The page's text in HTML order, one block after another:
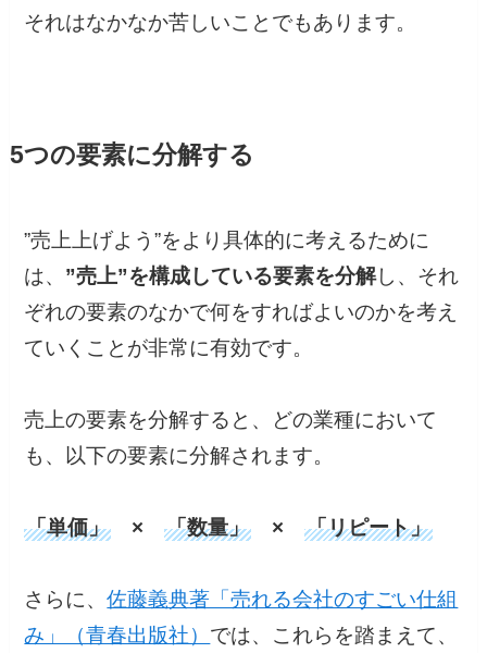
それはなかなか苦しいことでもあります。
5つの要素に分解する
”売上上げよう”をより具体的に考えるために
は、 ”売上”を構成している要素を分解し、それ
ぞれの要素のなかで何をすればよいのかを考え
ていくことが非常に有効です。
売上の要素を分解すると、どの業種において
も、以下の要素に分解されます。
「単価」 ×「数量」 ×「リピート」
さらに、佐藤義典著「売れる会社のすごい仕組
み」（青春出版社） では、これらを踏まえて、